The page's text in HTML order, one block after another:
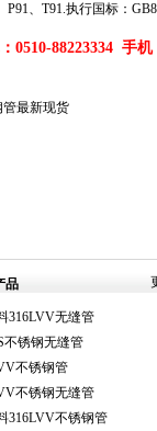
P91、T91.执行国标：
88223334 手机
最新现货
品
316LVV无缝管
不锈钢无缝管
不锈钢管
不锈钢无缝管
316LVV不锈钢管